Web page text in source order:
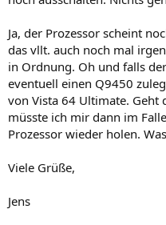
Ja, der Prozessor scheint
das vllt. auch noch mal
in Ordnung. Oh und falls
eventuell einen Q9450
von Vista 64 Ultimate. Geht
müsste ich mir dann im
Prozessor wieder holen.
Viele Grüße,
Jens